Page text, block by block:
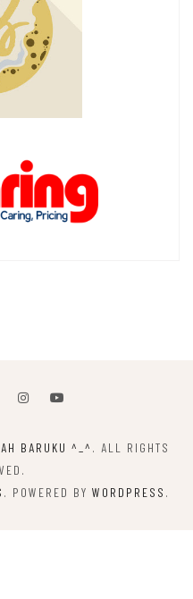
BARUKU ^_^ . ALL RIGHTS
. POWERED BY WORDPRESS .